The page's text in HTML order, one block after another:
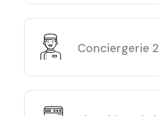
Conciergerie